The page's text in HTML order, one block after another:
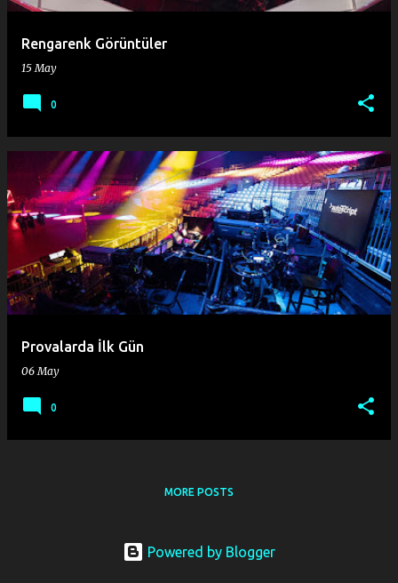
Rengarenk Görüntüler
15 May
0
Provalarda İlk Gün
06 May
0
MORE POSTS
Powered by Blogger